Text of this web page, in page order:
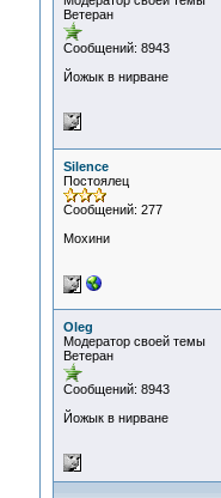
Ветеран
Сообщений: 8943
Йожык в нирване
Silence
Постоялец
Сообщений: 277
Мохини
Oleg
Модератор своей темы
Ветеран
Сообщений: 8943
Йожык в нирване